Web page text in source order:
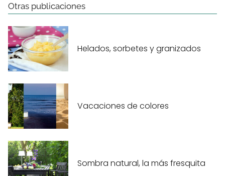
Otras publicaciones
Helados, sorbetes y granizados
Vacaciones de colores
Sombra natural, la más fresquita